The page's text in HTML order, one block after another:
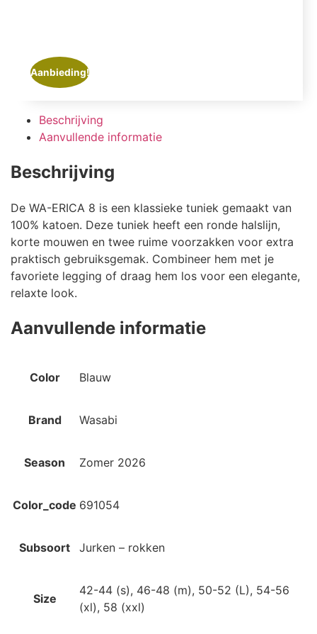
Aanbieding!
Beschrijving
Aanvullende informatie
Beschrijving
De WA-ERICA 8 is een klassieke tuniek gemaakt van
100% katoen. Deze tuniek heeft een ronde halslijn,
korte mouwen en twee ruime voorzakken voor extra
praktisch gebruiksgemak. Combineer hem met je
favoriete legging of draag hem los voor een elegante,
relaxte look.
Aanvullende informatie
Color Blauw
Brand Wasabi
Season Zomer 2026
Color_code 691054
Subsoort Jurken – rokken
Size
42-44 (s), 46-48 (m), 50-52 (L), 54-56
(xl), 58 (xxl)